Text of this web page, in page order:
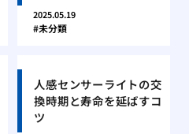
2025.05.19
未分類
人感センサーライトの交
換時期と寿命を延ばすコ
ツ